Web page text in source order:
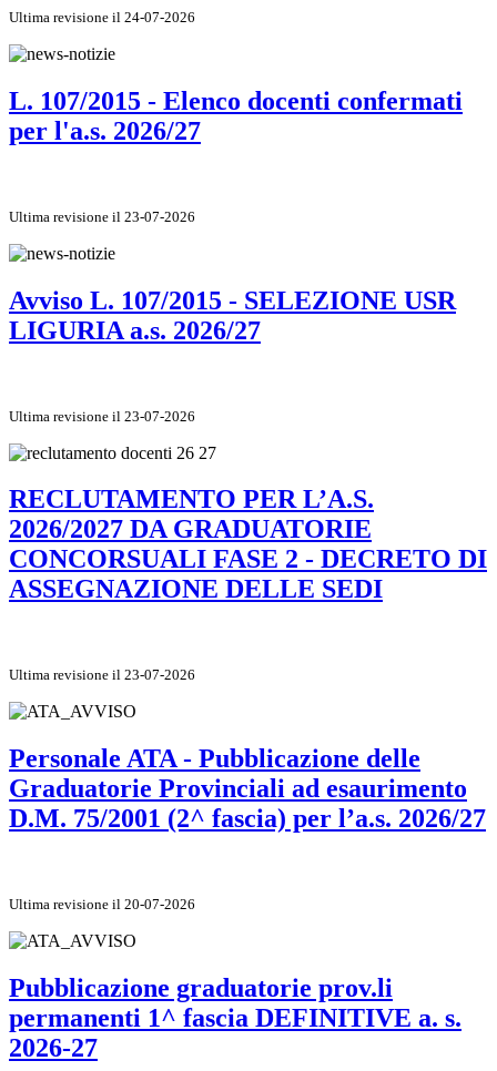
Ultima revisione il 24-07-2026
L. 107/2015 - Elenco docenti confermati
per l'a.s. 2026/27
Ultima revisione il 23-07-2026
Avviso L. 107/2015 - SELEZIONE USR
LIGURIA a.s. 2026/27
Ultima revisione il 23-07-2026
RECLUTAMENTO PER L’A.S.
2026/2027 DA GRADUATORIE
CONCORSUALI FASE 2 - DECRETO DI
ASSEGNAZIONE DELLE SEDI
Ultima revisione il 23-07-2026
Personale ATA - Pubblicazione delle
Graduatorie Provinciali ad esaurimento
D.M. 75/2001 (2^ fascia) per l’a.s. 2026/27
Ultima revisione il 20-07-2026
Pubblicazione graduatorie prov.li
permanenti 1^ fascia DEFINITIVE a. s.
2026-27